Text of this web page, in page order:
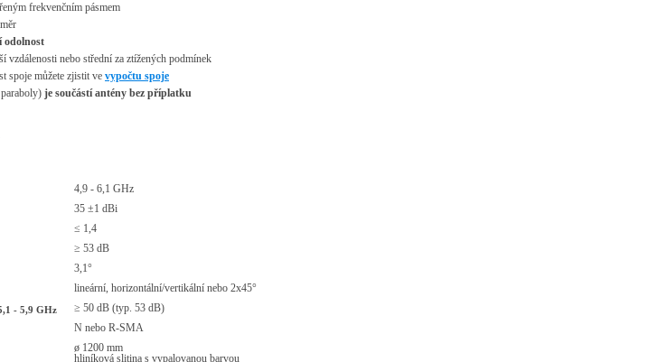
frekvenčním pásmem
odolnost
vzdálenosti nebo střední za ztížených podmínek
spoje můžete zjistit ve vypočtu spoje
je součástí antény bez příplatku
4,9 - 6,1 GHz
35 ±1 dBi
≤ 1,4
≥ 53 dB
3,1°
lineární, horizontální/vertikální nebo 2x45°
- 5,9 GHz
≥ 50 dB (typ. 53 dB)
N nebo R-SMA
ø 1200 mm
hliníková slitina s vypalovanou barvou